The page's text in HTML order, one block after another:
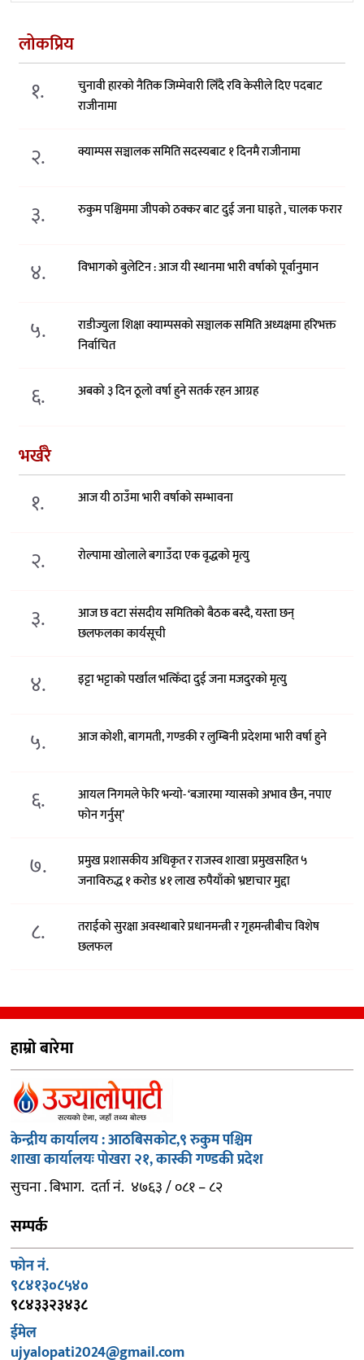
लोकप्रिय
१.
चुनावी हारको नैतिक जिम्मेवारी लिँदै रवि केसीले दिए पदबाट
राजीनामा
२. क्याम्पस सञ्चालक समिति सदस्यबाट १ दिनमै राजीनामा
३. रुकुम पश्चिममा जीपको ठक्कर बाट दुई जना घाइते , चालक फरार
४. विभागको बुलेटिन : आज यी स्थानमा भारी वर्षाको पूर्वानुमान
५.
राडीज्युला शिक्षा क्याम्पसको सञ्चालक समिति अध्यक्षमा हरिभक्त
निर्वाचित
६. अबको ३ दिन ठूलो वर्षा हुने सतर्क रहन आग्रह
भर्खरै
१. आज यी ठाउँमा भारी वर्षाको सम्भावना
२. रोल्पामा खोलाले बगाउँदा एक वृद्धको मृत्यु
३.
आज छ वटा संसदीय समितिको बैठक बस्दै, यस्ता छन्
छलफलका कार्यसूची
४. इट्टा भट्टाको पर्खाल भत्किँदा दुई जना मजदुरको मृत्यु
५. आज कोशी, बागमती, गण्डकी र लुम्बिनी प्रदेशमा भारी वर्षा हुने
६.
आयल निगमले फेरि भन्याे- ‘बजारमा ग्यासको अभाव छैन, नपाए
फोन गर्नुस्’
७.
प्रमुख प्रशासकीय अधिकृत र राजस्व शाखा प्रमुखसहित ५
जनाविरुद्ध १ करोड ४१ लाख रुपैयाँको भ्रष्टाचार मुद्दा
८.
तराईको सुरक्षा अवस्थाबारे प्रधानमन्त्री र गृहमन्त्रीबीच विशेष
छलफल
हाम्रो बारेमा
केन्द्रीय कार्यालय : आठबिसकोट,९ रुकुम पश्चिम
शाखा कार्यालयः पोखरा २१, कास्की गण्डकी प्रदेश
सुचना . बिभाग. दर्ता नं. ४७६३ / ०८१ – ८२
सम्पर्क
फोन नं.
९८४१३०८५४०
९८४३३२३४३८
ईमेल
ujyalopati2024@gmail.com